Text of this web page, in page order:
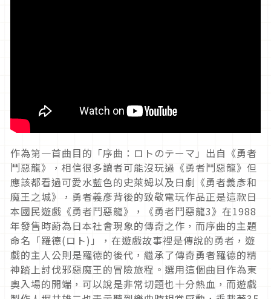
作為第一首曲目的「序曲：ロトのテーマ」出自《勇者
鬥惡龍》，相信很多讀者可能沒玩過《勇者鬥惡龍》但
應該都看過可愛水藍色的史萊姆以及日劇《勇者義彥和
魔王之城》，勇者義彥背後的致敬電玩作品正是這款日
本國民遊戲《勇者鬥惡龍》，《勇者鬥惡龍3》在1988
年發售時蔚為日本社會現象的傳奇之作，而序曲的主題
命名「羅德(ロト)」，在遊戲故事裡是傳說的勇者，遊
戲的主人公則是羅德的後代，繼承了傳奇勇者羅德的精
神踏上討伐邪惡魔王的冒險旅程。選用這個曲目作為東
奧入場的開端，可以說是非常切題也十分熱血，而遊戲